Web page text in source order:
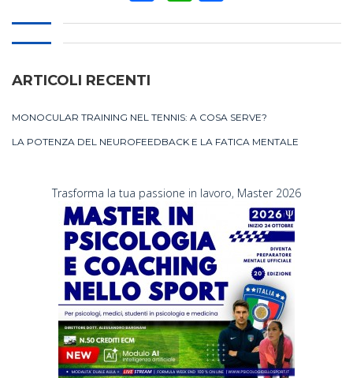
ARTICOLI RECENTI
MONOCULAR TRAINING NEL TENNIS: A COSA SERVE?
LA POTENZA DEL NEUROFEEDBACK E LA FATICA MENTALE
Trasforma la tua passione in lavoro, Master 2026